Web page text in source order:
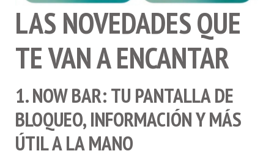
LAS NOVEDADES QUE
TE VAN A ENCANTAR
1. NOW BAR: TU PANTALLA DE
BLOQUEO, INFORMACIÓN Y MÁS
ÚTIL A LA MANO